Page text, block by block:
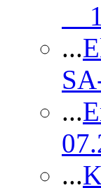
...
...
...